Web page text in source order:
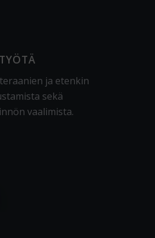
ja etenkin
sekä
vaalimista.